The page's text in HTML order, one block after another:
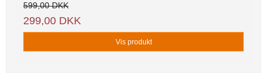
599,00 DKK
299,00 DKK
Vis produkt